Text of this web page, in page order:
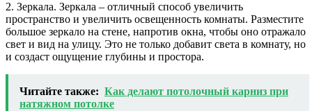
2. Зеркала. Зеркала – отличный способ увеличить
пространство и увеличить освещенность комнаты. Разместите
большое зеркало на стене, напротив окна, чтобы оно отражало
свет и вид на улицу. Это не только добавит света в комнату, но
и создаст ощущение глубины и простора.
Читайте также: Как делают потолочный карниз при
натяжном потолке